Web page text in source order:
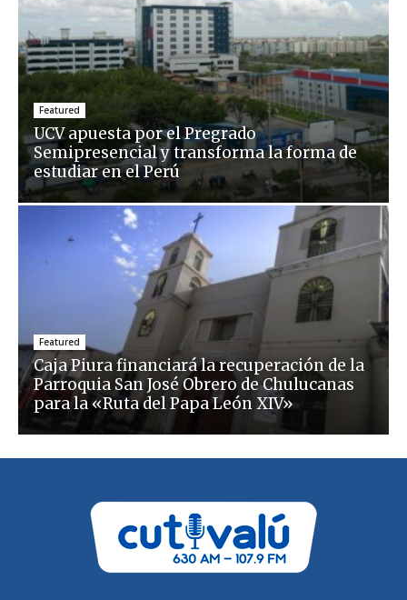
Featured
UCV apuesta por el Pregrado
Semipresencial y transforma la forma de
estudiar en el Perú
Featured
Caja Piura financiará la recuperación de la
Parroquia San José Obrero de Chulucanas
para la «Ruta del Papa León XIV»